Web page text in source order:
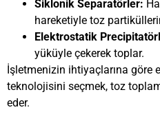
Siklonik Separatörler:
hareketiyle toz
Elektrostatik
yüküyle çekerek toplar.
İşletmenizin ihtiyaçlarına göre
teknolojisini seçmek, toz
eder.